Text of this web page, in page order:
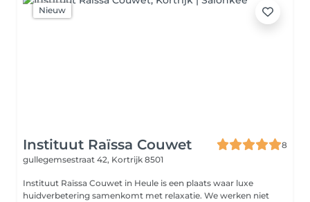
Nieuw
Instituut Raïssa Couwet
8
gullegemsestraat 42, Kortrijk 8501
Instituut Raïssa Couwet in Heule is een plaats waar luxe
huidverbetering samenkomt met relaxatie. We werken niet